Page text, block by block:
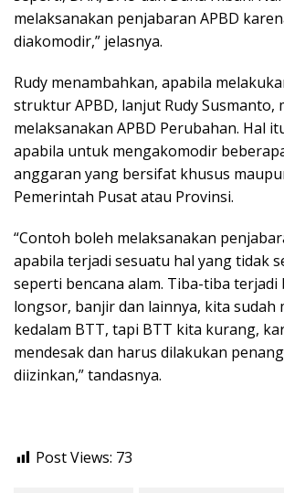
melaksanakan penjabaran APBD
diakomodir,” jelasnya.
Rudy menambahkan, apabila
struktur APBD, lanjut Rudy Susmanto,
melaksanakan APBD Perubahan. Hal
apabila untuk mengakomodir
anggaran yang bersifat khusus
Pemerintah Pusat atau Provinsi.
“Contoh boleh melaksanakan
apabila terjadi sesuatu hal yang tidak
seperti bencana alam. Tiba-tiba terjadi
longsor, banjir dan lainnya, kita sudah
kedalam BTT, tapi BTT kita kurang,
mendesak dan harus dilakukan
diizinkan,” tandasnya.
Post Views: 73